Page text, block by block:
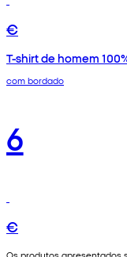
€
T-shirt de homem
com bordado
6
€